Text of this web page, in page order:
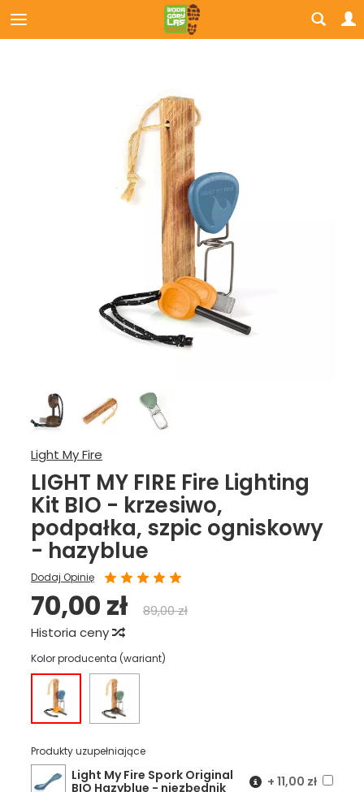
Light My Fire
LIGHT MY FIRE Fire Lighting
Kit BIO - krzesiwo,
podpałka, szpic ogniskowy
- hazyblue
Dodaj Opinię
70,00 zł
89,00 zł
Historia ceny
Kolor producenta (wariant)
Produkty uzupełniające
Light My Fire Spork Original
BIO Hazyblue - niezbędnik
+ 11,00 zł